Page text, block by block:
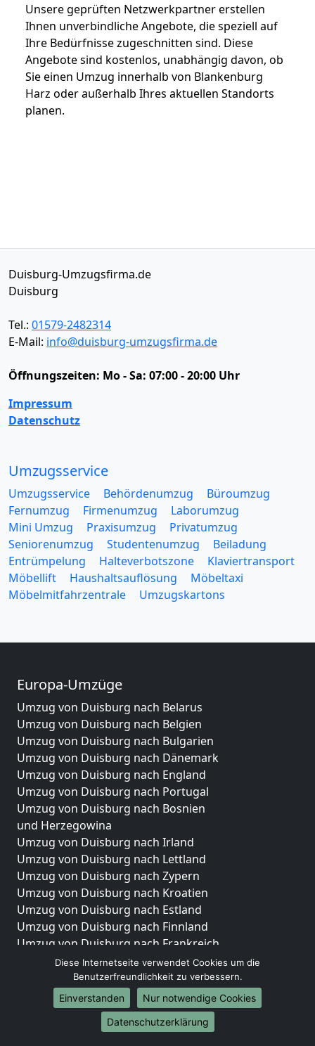
Unsere geprüften Netzwerkpartner erstellen
Ihnen unverbindliche Angebote, die speziell auf
Ihre Bedürfnisse zugeschnitten sind. Diese
Angebote sind kostenlos, unabhängig davon, ob
Sie einen Umzug innerhalb von Blankenburg
Harz oder außerhalb Ihres aktuellen Standorts
planen.
Duisburg-Umzugsfirma.de
Duisburg
Tel.: 01579-2482314
E-Mail: info@duisburg-umzugsfirma.de
Öffnungszeiten: Mo - Sa: 07:00 - 20:00 Uhr
Impressum
Datenschutz
Umzugsservice
Umzugsservice Behördenumzug
Büroumzug
Fernumzug
Firmenumzug
Laborumzug
Mini Umzug
Praxisumzug
Privatumzug
Seniorenumzug
Studentenumzug
Beiladung
Entrümpelung
Halteverbotszone
Klaviertransport
Möbellift
Haushaltsauflösung
Möbeltaxi
Möbelmitfahrzentrale
Umzugskartons
Europa-Umzüge
Umzug von Duisburg nach Belarus
Umzug von Duisburg nach Belgien
Umzug von Duisburg nach Bulgarien
Umzug von Duisburg nach Dänemark
Umzug von Duisburg nach England
Umzug von Duisburg nach Portugal
Umzug von Duisburg nach Bosnien
und Herzegowina
Umzug von Duisburg nach Irland
Umzug von Duisburg nach Lettland
Umzug von Duisburg nach Zypern
Umzug von Duisburg nach Kroatien
Umzug von Duisburg nach Estland
Umzug von Duisburg nach Finnland
Umzug von Duisburg nach Frankreich
Umzug von Duisburg nach Griechenland
Umzug von Duisburg nach Italien
Umzug von Duisburg nach Liechtenstein
Umzug von Duisburg nach Luxemburg
Umzug von Duisburg nach Niederlande
Diese Internetseite verwendet Cookies um die
Benutzerfreundlichkeit zu verbessern.
Einverstanden
Nur notwendige Cookies
Datenschutzerklärung